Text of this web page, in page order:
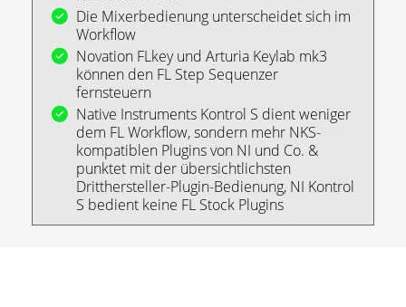
Die Mixerbedienung unterscheidet sich im
Workflow
Novation FLkey und Arturia Keylab mk3
können den FL Step Sequenzer
fernsteuern
Native Instruments Kontrol S dient weniger
dem FL Workflow, sondern mehr NKS-
kompatiblen Plugins von NI und Co. &
punktet mit der übersichtlichsten
Dritthersteller-Plugin-Bedienung, NI Kontrol
S bedient keine FL Stock Plugins